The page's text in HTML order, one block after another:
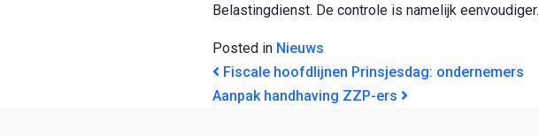
Belastingdienst. De controle is namelijk eenvoudiger.
Posted in Nieuws
BERICHT NAVIGATIE
Fiscale hoofdlijnen Prinsjesdag: ondernemers
Aanpak handhaving ZZP-ers